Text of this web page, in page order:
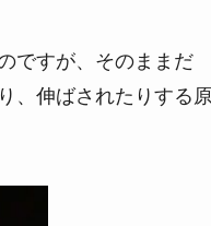
ですが、そのままだ
、伸ばされたりする